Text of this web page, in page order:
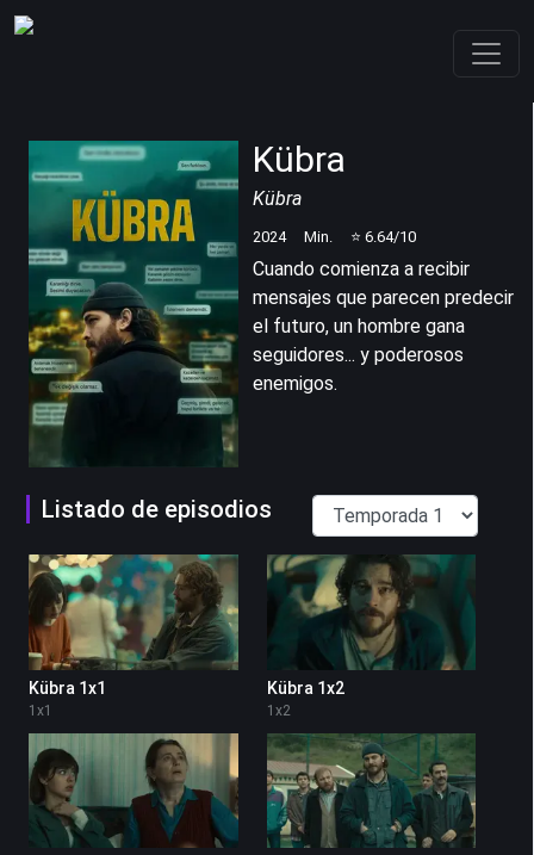
Kübra
Kübra
2024 Min. ⭐ 6.64/10
Cuando comienza a recibir
mensajes que parecen predecir
el futuro, un hombre gana
seguidores... y poderosos
enemigos.
Listado de episodios
Kübra 1x1
1 x1
Kübra 1x2
1 x2